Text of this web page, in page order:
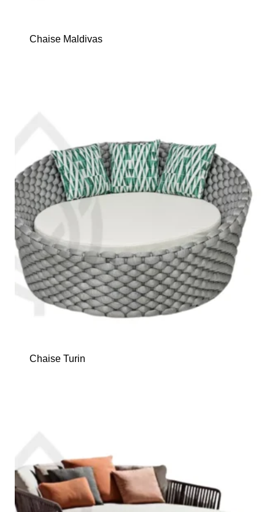
Chaise Maldivas
Chaise Turin